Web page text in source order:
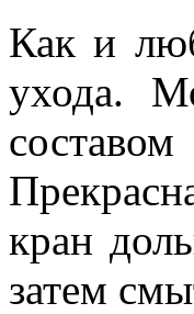
Как и
ухода.
кран
затем